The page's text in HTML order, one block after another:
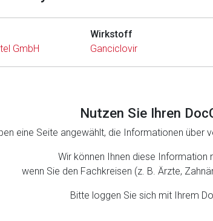
GmbH
Wirkstoff
Ganciclovir
Nutzen Sie Ihren
eine Seite angewählt, die Informationen über
Wir können Ihnen diese Information
wenn Sie den Fachkreisen (z. B. Ärzte,
Bitte loggen Sie sich mit Ihrem
eine externe Web-Seite. Für die Inhalte der